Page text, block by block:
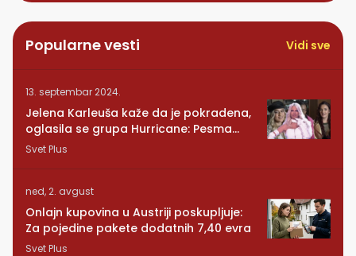
Popularne vesti Vidi sve
13. septembar 2024.
Jelena Karleuša kaže da je pokradena,
oglasila se grupa Hurricane: Pesma
RUNDE je naša!
Svet Plus
ned, 2. avgust
Onlajn kupovina u Austriji poskupljuje:
Za pojedine pakete dodatnih 7,40 evra
Svet Plus